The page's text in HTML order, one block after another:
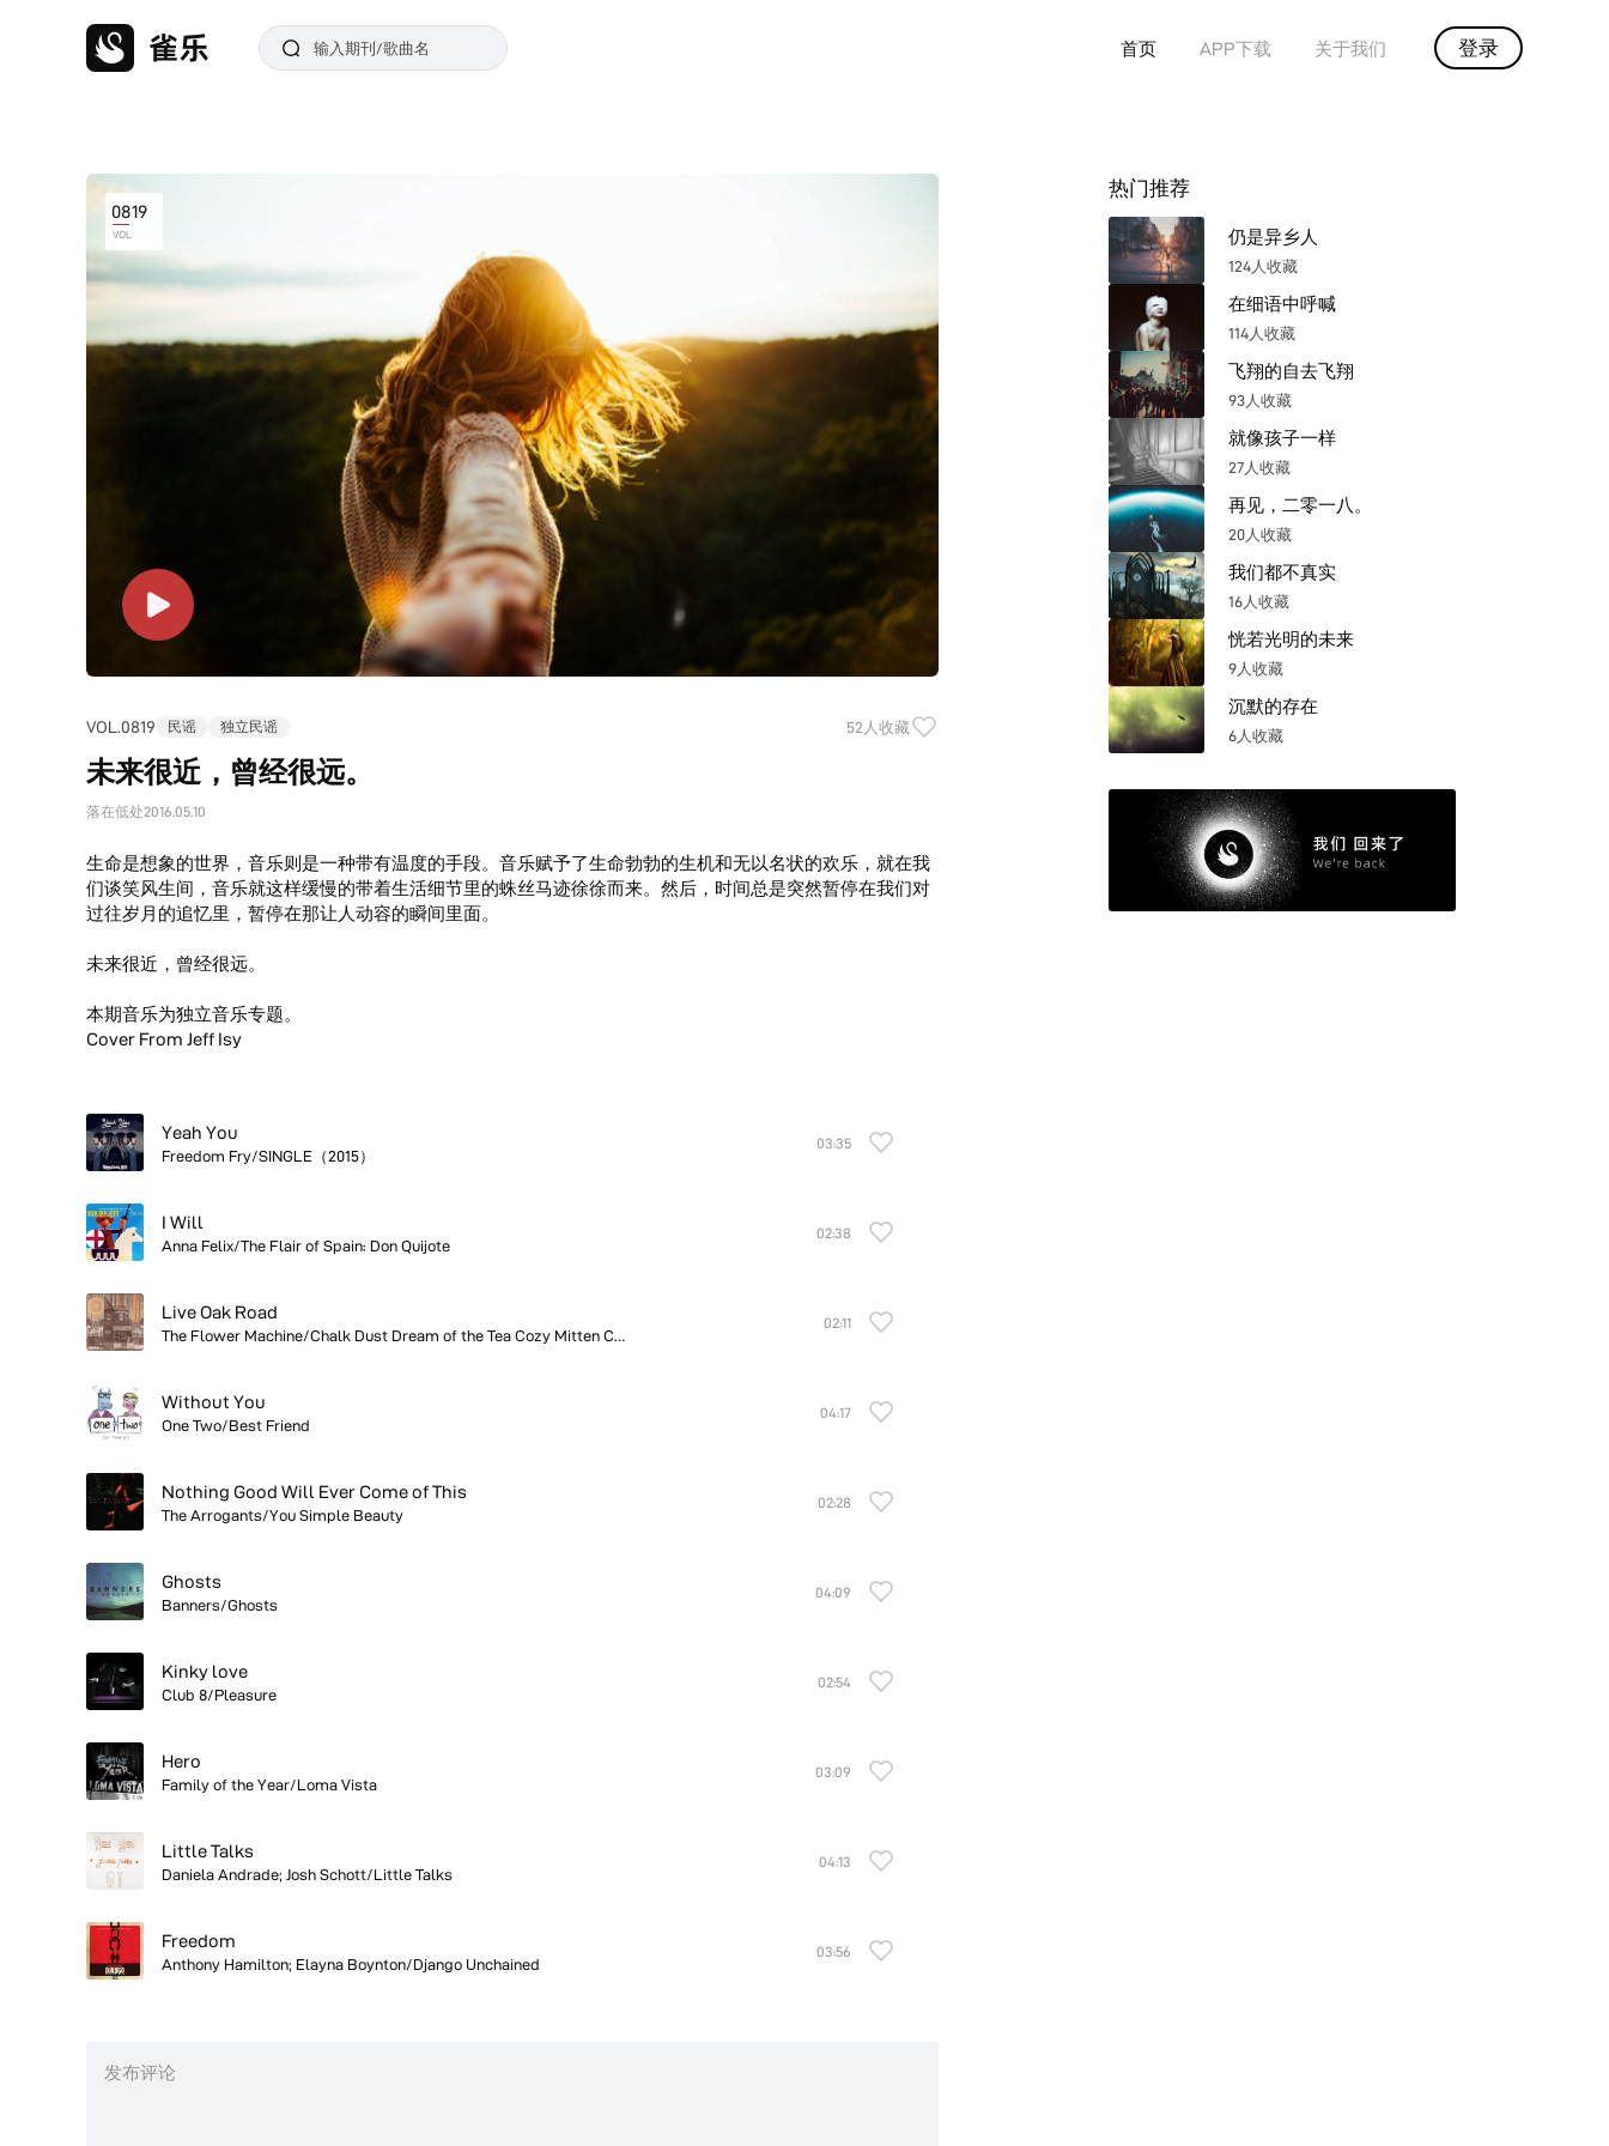
首页 APP下载 关于我们 登录
0819
VOL
VOL.0819 民谣 独立民谣 52人收藏
未来很近，曾经很远。
落在低处2016.05.10
生命是想象的世界，音乐则是一种带有温度的手段。音乐赋予了生命勃勃的生机和无以名状的欢乐，就在我
们谈笑风生间，音乐就这样缓慢的带着生活细节里的蛛丝马迹徐徐而来。然后，时间总是突然暂停在我们对
过往岁月的追忆里，暂停在那让人动容的瞬间里面。
未来很近，曾经很远。
本期音乐为独立音乐专题。
Cover From Jeff Isy
Yeah You
Freedom Fry/SINGLE（2015）
03:35
I Will
Anna Felix/The Flair of Spain: Don Quijote
02:38
Live Oak Road
02:11
Without You
One Two/Best Friend
04:17
Nothing Good Will Ever Come of This
The Arrogants/You Simple Beauty
02:28
Ghosts
Banners/Ghosts
04:09
Kinky love
Club 8/Pleasure
02:54
Hero
Family of the Year/Loma Vista
03:09
Little Talks
Daniela Andrade; Josh Schott/Little Talks
04:13
Freedom
Anthony Hamilton; Elayna Boynton/Django Unchained
03:56
热门推荐
仍是异乡人
124人收藏
在细语中呼喊
114人收藏
飞翔的自去飞翔
93人收藏
就像孩子一样
27人收藏
再见，二零一八。
20人收藏
我们都不真实
16人收藏
恍若光明的未来
9人收藏
沉默的存在
6人收藏